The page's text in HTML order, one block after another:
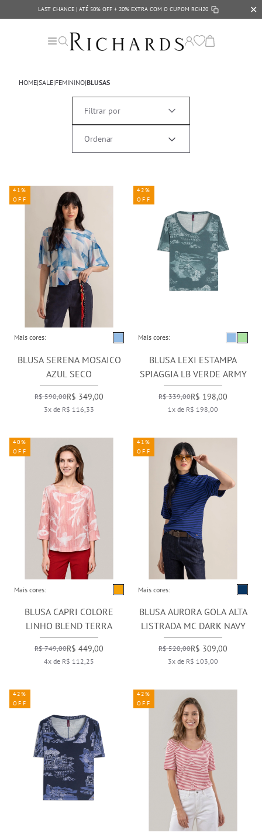
LAST CHANCE | ATÉ 50% OFF + 20% EXTRA COM O CUPOM RCH20 ✕
HOME|SALE|FEMININO|BLUSAS
Filtrar por
Mais cores:
BLUSA SERENA MOSAICO
AZUL SECO
R$ 590,00R$ 349,00
3x de R$ 116,33
41%
OFF
Mais cores:
BLUSA LEXI ESTAMPA
SPIAGGIA LB VERDE ARMY
R$ 339,00R$ 198,00
1x de R$ 198,00
42%
OFF
Mais cores:
BLUSA CAPRI COLORE
LINHO BLEND TERRA
R$ 749,00R$ 449,00
4x de R$ 112,25
40%
OFF
Mais cores:
BLUSA AURORA GOLA ALTA
LISTRADA MC DARK NAVY
R$ 520,00R$ 309,00
3x de R$ 103,00
41%
OFF
42%
OFF
42%
OFF